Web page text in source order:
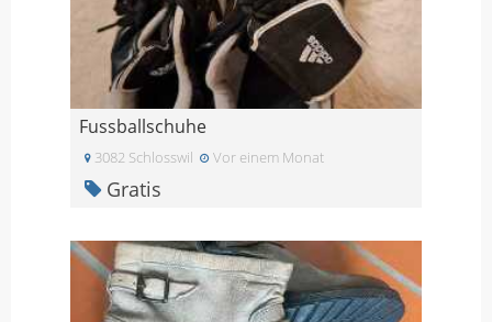
Fussballschuhe
3082 Schlosswil Vor einem Monat
Gratis